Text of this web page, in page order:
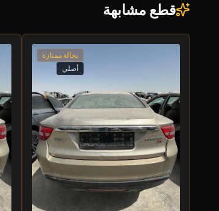
قطع مشابهة
بحالة ممتازة
أصلي